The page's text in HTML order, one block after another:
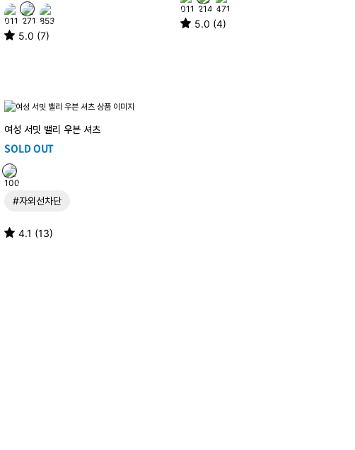
5.0 (7)
5.0 (4)
여성 서밋 밸리 우븐 셔츠
SOLD OUT
#자외선차단
4.1 (13)